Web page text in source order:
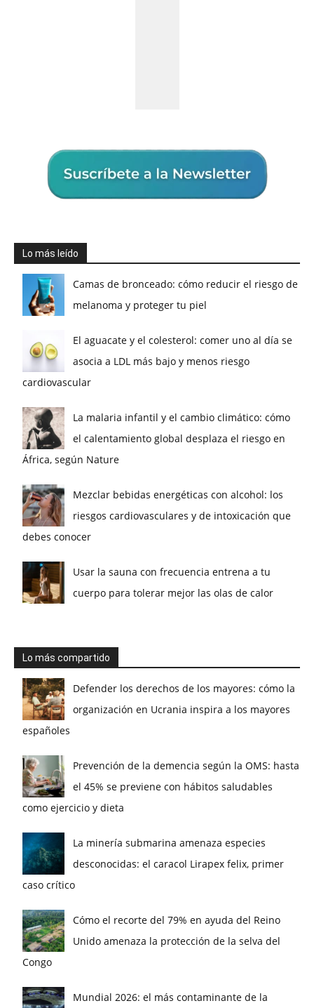
Lo más leído
Camas de bronceado: cómo reducir el riesgo de
melanoma y proteger tu piel
El aguacate y el colesterol: comer uno al día se
asocia a LDL más bajo y menos riesgo
cardiovascular
La malaria infantil y el cambio climático: cómo
el calentamiento global desplaza el riesgo en
África, según Nature
Mezclar bebidas energéticas con alcohol: los
riesgos cardiovasculares y de intoxicación que
debes conocer
Usar la sauna con frecuencia entrena a tu
cuerpo para tolerar mejor las olas de calor
Lo más compartido
Defender los derechos de los mayores: cómo la
organización en Ucrania inspira a los mayores
españoles
Prevención de la demencia según la OMS: hasta
el 45% se previene con hábitos saludables
como ejercicio y dieta
La minería submarina amenaza especies
desconocidas: el caracol Lirapex felix, primer
caso crítico
Cómo el recorte del 79% en ayuda del Reino
Unido amenaza la protección de la selva del
Congo
Mundial 2026: el más contaminante de la